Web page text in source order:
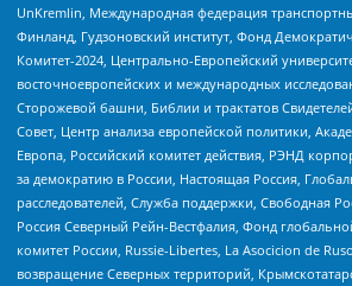
UnKremlin, Международная федерация
Финланд, Гудзоновский институт, Фонд
Комитет-2024, Центрально-Европейский
восточноевропейских и международных
Сторожевой башни, Библии и трактатов
Совет, Центр анализа европейской политики,
Европа, Российский комитет действия, РЭНД
за демократию в России, Настоящая Россия,
расследователей, Служба поддержки, Свободная
Россия Северный Рейн-Вестфалия, Фонд
комитет России, Russie-Libertes, La Asocicion de
возвращение Северных территорий,